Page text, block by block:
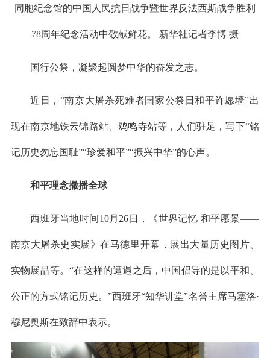
同胞纪念馆的中国人民抗日战争暨世界反法西斯战争胜利
78周年纪念活动中敬献鲜花。 新华社记者李博 摄
国行公祭，凝聚起圆梦中华的奋发之志。
近日，“南京大屠杀死难者国家公祭日和平许愿墙”出
现在南京地铁云锦路站、鸡鸣寺站等，人们驻足，写下“铭
记历史勿忘国耻”“珍爱和平”“振兴中华”的心声。
和平理念撒播全球
西班牙当地时间10月26日，《世界记忆 和平愿景——
南京大屠杀史实展》在马德里开幕，展出大量历史图片、
实物展品等。“在这样的遭遇之后，中国倡导的是以平和、
公正的方式铭记历史。”西班牙“知华讲堂”名誉主席马塞洛·
穆尼奥斯在致辞中表示。